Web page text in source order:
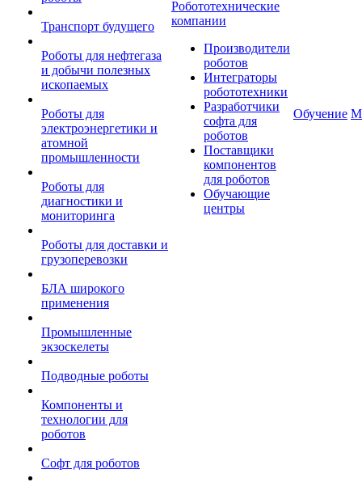
Транспорт будущего
Роботы для нефтегаза
и добычи полезных
ископаемых
Роботы для
электроэнергетики и
атомной
промышленности
Роботы для
диагностики и
мониторинга
Роботы для доставки и
грузоперевозки
БЛА широкого
применения
Промышленные
экзоскелеты
Подводные роботы
Компоненты и
технологии для
роботов
Софт для роботов
Робототехнические
компании
Производители
роботов
Интеграторы
робототехники
Разработчики
софта для
роботов
Поставщики
компонентов
для роботов
Обучающие
центры
Обучение